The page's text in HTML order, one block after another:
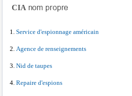
CIA
Service d'espionnage américain
Agence de renseignements
Nid de taupes
Repaire d'espions